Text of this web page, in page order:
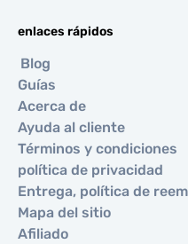
enlaces rápidos
Blog
Guías
Acerca de
Ayuda al cliente
Términos y condiciones
política de privacidad
Entrega, política de
Mapa del sitio
Afiliado